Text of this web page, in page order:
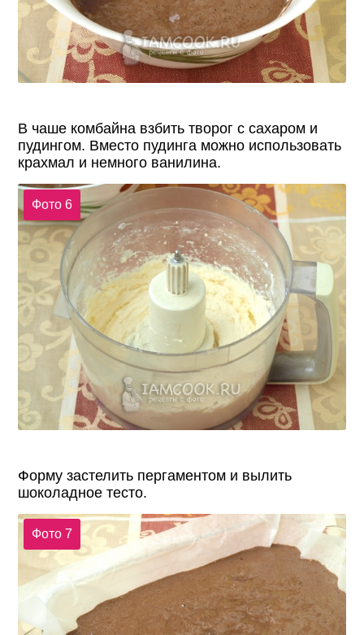
В чаше комбайна взбить творог с сахаром и
пудингом. Вместо пудинга можно использовать
крахмал и немного ванилина.
Фото 6
Форму застелить пергаментом и вылить
шоколадное тесто.
Фото 7